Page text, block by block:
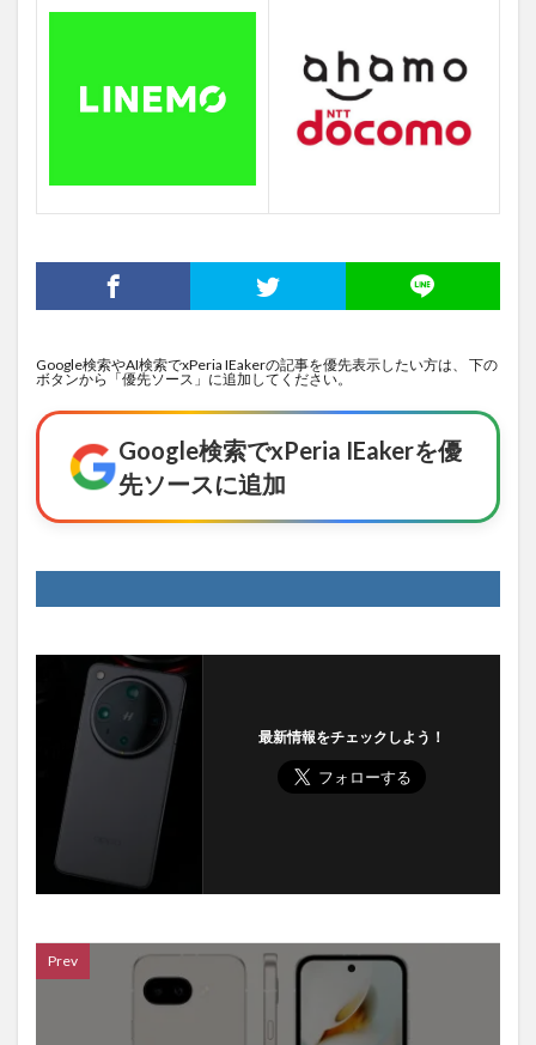
Google検索やAI検索でxPeria IEakerの記事を優先表示したい方は、 下の
ボタンから「優先ソース」に追加してください。
Google検索でxPeria IEakerを優
先ソースに追加
最新情報をチェックしよう！
Prev